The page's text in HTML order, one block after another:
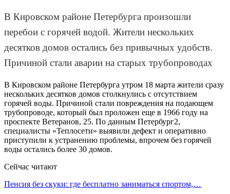
В Кировском районе Петербурга произошли
перебои с горячей водой. Жители нескольких
десятков домов остались без привычных удобств.
Причиной стали аварии на старых трубопроводах
В Кировском районе Петербурга утром 18 марта жители сразу
нескольких десятков домов столкнулись с отсутствием
горячей воды. Причиной стали повреждения на подающем
трубопроводе, который был проложен еще в 1966 году на
проспекте Ветеранов, 25. По данным Петербург2,
специалисты «Теплосети» выявили дефект и оперативно
приступили к устранению проблемы, впрочем без горячей
воды остались более 30 домов.
Сейчас читают
Пенсия без скуки: где бесплатно заниматься спортом,…